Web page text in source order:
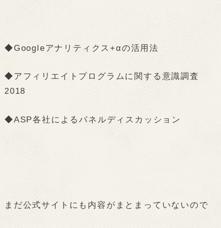
◆Googleアナリティクス+αの活用法
◆アフィリエイトプログラムに関する意識調査
2018
◆ASP各社によるパネルディスカッション
まだ公式サイトにも内容がまとまっていないので